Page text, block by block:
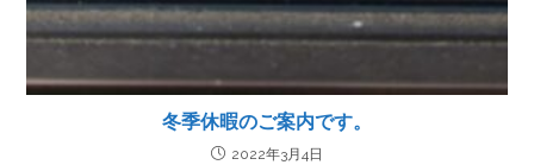
冬季休暇のご案内です。
2022年3月4日